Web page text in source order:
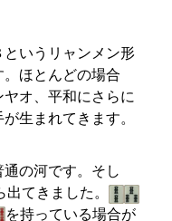
いうリャンメン形
ほとんどの場合
オ、平和にさらに
生まれてきます。
の河です。そし
出てきました。
を持っている場合が